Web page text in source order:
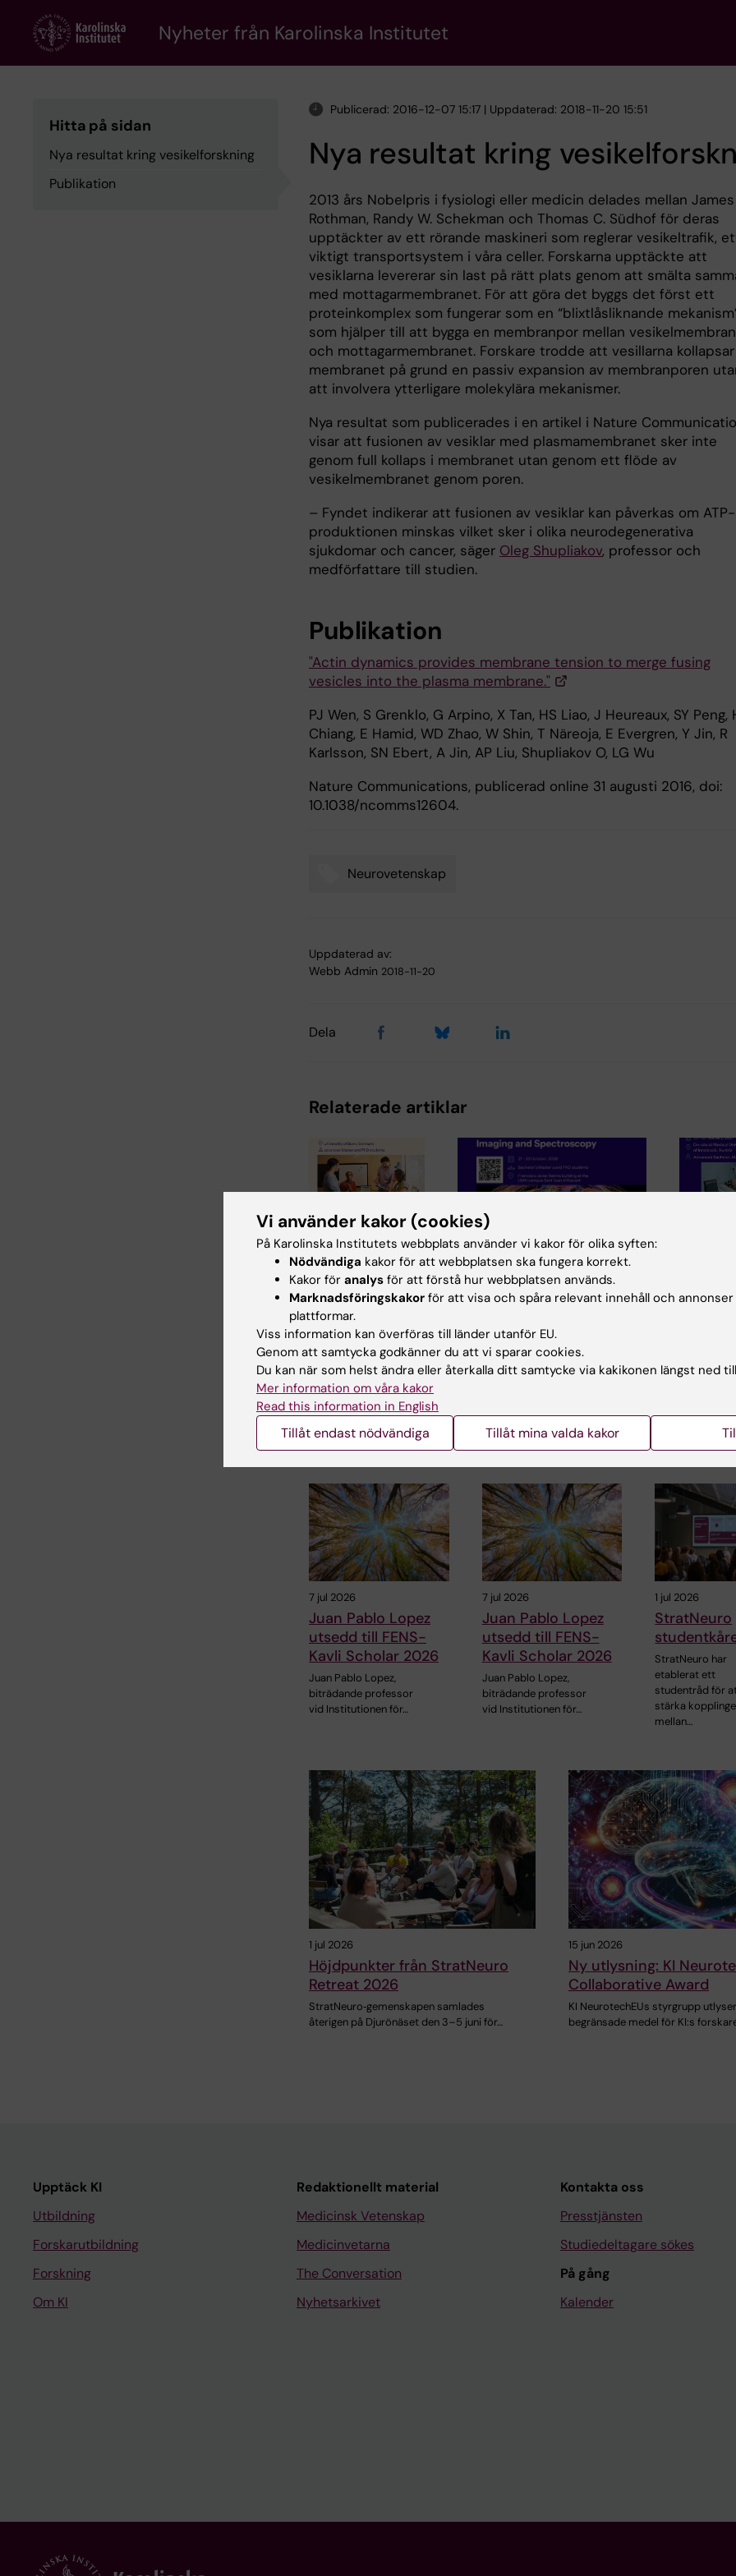
content
Nyheter från Karolinska Institutet
Hitta på sidan
Nya resultat kring vesikelforskning
Publikation
Publicerad: 2016-12-07 15:17 | Uppdaterad: 2018-11-20 15:51
Nya resultat kring
2013 års Nobelpris i fysiologi eller medicin delades mellan James
Rothman, Randy W. Schekman och Thomas C. Südhof för deras
upptäckter av ett rörande maskineri som reglerar vesikeltrafik,
viktigt transportsystem i våra celler. Forskarna upptäckte att
vesiklarna levererar sin last på rätt plats genom att smälta
med mottagarmembranet. För att göra det byggs det först ett
proteinkomplex som fungerar som en “blixtlåsliknande
som hjälper till att bygga en membranpor mellan
och mottagarmembranet. Forskare trodde att vesillarna
membranet på grund en passiv expansion av membranporen
att involvera ytterligare molekylära mekanismer.
Nya resultat som publicerades i en artikel i Nature
visar att fusionen av vesiklar med plasmamembranet sker inte
genom full kollaps i membranet utan genom ett flöde av
vesikelmembranet genom poren.
– Fyndet indikerar att fusionen av vesiklar kan påverkas om ATP-
produktionen minskas vilket sker i olika neurodegenerativa
sjukdomar och cancer, säger Oleg Shupliakov, professor och
medförfattare till studien.
Publikation
"Actin dynamics provides membrane tension to merge fusing
vesicles into the plasma membrane."
PJ Wen, S Grenklo, G Arpino, X Tan, HS Liao, J Heureaux, SY Peng,
Chiang, E Hamid, WD Zhao, W Shin, T Näreoja, E Evergren, Y Jin, R
Karlsson, SN Ebert, A Jin, AP Liu, Shupliakov O, LG Wu
Nature Communications, publicerad online 31 augusti 2016, doi:
10.1038/ncomms12604.
Neurovetenskap
Uppdaterad av:
Webb Admin 2018-11-20
Dela
Relaterade artiklar
NeurotechEU
Business Winter
School 2026
Universitetet i
Bonn, Reykjavík
University och
Radboud
University har…
29 jul 2026
III NeurotechEU-skolan om
om preklinisk
magnetresonansavbildning
och spektroskopi
tillkännage den…
"Smart
som
av Medical…
7 jul 2026
Juan Pablo Lopez
utsedd till FENS-
Kavli Scholar 2026
Juan Pablo Lopez,
biträdande professor
vid Institutionen för…
7 jul 2026
Juan Pablo Lopez
utsedd till FENS-
Kavli Scholar 2026
Juan Pablo Lopez,
biträdande professor
vid Institutionen för…
1 jul 2026
StratNeuro
StratNeuro har
etablerat ett
studentråd för
stärka
mellan…
1 jul 2026
Höjdpunkter från StratNeuro
Retreat 2026
StratNeuro‑gemenskapen samlades
återigen på Djurönäset den 3–5 juni för…
15 jun 2026
Ny utlysning: KI
Collaborative Award
KI NeurotechEUs styrgrupp utlyser
begränsade medel för KI:s
Upptäck KI
Utbildning
Forskarutbildning
Forskning
Om KI
Redaktionellt material
Medicinsk Vetenskap
Medicinvetarna
The Conversation
Nyhetsarkivet
Kontakta oss
Presstjänsten
Studiedeltagare sökes
På gång
Kalender
Vi använder kakor (cookies)
På Karolinska Institutets webbplats använder vi kakor för olika syften:
Nödvändiga kakor för att webbplatsen ska fungera korrekt.
Kakor för analys för att förstå hur webbplatsen används.
Marknadsföringskakor för att visa och spåra relevant innehåll och
plattformar.
Viss information kan överföras till länder utanför EU.
Genom att samtycka godkänner du att vi sparar cookies.
Du kan när som helst ändra eller återkalla ditt samtycke via kakikonen längst ned
Mer information om våra kakor
Read this information in English
Tillåt endast nödvändiga Tillåt mina valda kakor